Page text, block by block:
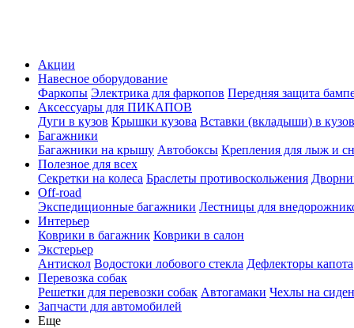
Акции
Навесное оборудование
Фаркопы Электрика для фаркопов Передняя защита
Аксессуары для ПИКАПОВ
Дуги в кузов Крышки кузова Вставки (вкладыши) в кузов
Багажники
Багажники на крышу Автобоксы Крепления для лыж и
Полезное для всех
Секретки на колеса Браслеты противоскольжения
Off-road
Экспедиционные багажники Лестницы для
Интерьер
Коврики в багажник Коврики в салон
Экстерьер
Антискол Водостоки лобового стекла Дефлекторы капота
Перевозка собак
Решетки для перевозки собак Автогамаки Чехлы на
Запчасти для автомобилей
Еще